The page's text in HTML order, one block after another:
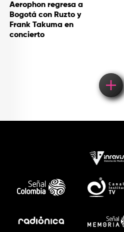
Aerophon regresa a
Bogotá con Ruzto y
Frank Takuma en
concierto